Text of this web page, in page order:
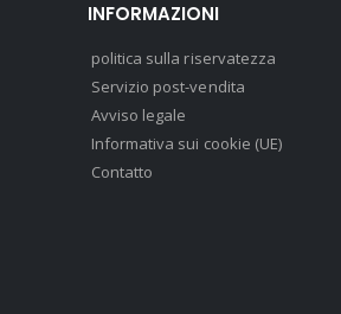
INFORMAZIONI
politica sulla riservatezza
Servizio post-vendita
Avviso legale
Informativa sui cookie (UE)
Contatto